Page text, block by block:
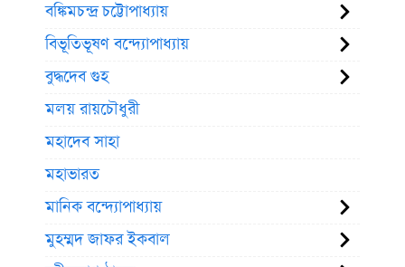
বঙ্কিমচন্দ্র চট্টোপাধ্যায়
বিভূতিভূষণ বন্দ্যোপাধ্যায়
বুদ্ধদেব গুহ
মলয় রায়চৌধুরী
মহাদেব সাহা
মহাভারত
মানিক বন্দ্যোপাধ্যায়
মুহম্মদ জাফর ইকবাল